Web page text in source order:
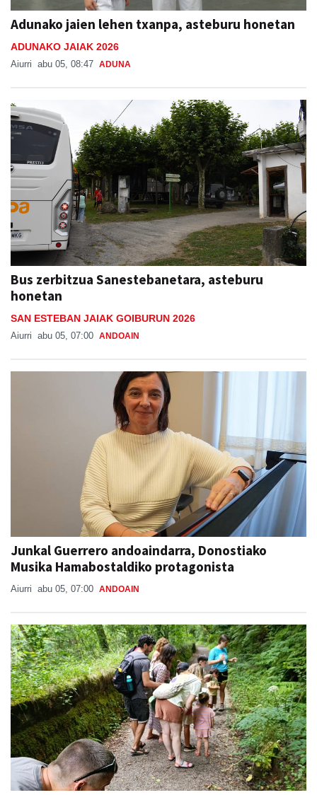
Adunako jaien lehen txanpa, asteburu honetan
ADUNAKO JAIAK 2026
Aiurri abu 05, 08:47 ADUNA
Bus zerbitzua Sanestebanetara, asteburu
honetan
SAN ESTEBAN JAIAK GOIBURUN 2026
Aiurri abu 05, 07:00 ANDOAIN
Junkal Guerrero andoaindarra, Donostiako
Musika Hamabostaldiko protagonista
Aiurri abu 05, 07:00 ANDOAIN